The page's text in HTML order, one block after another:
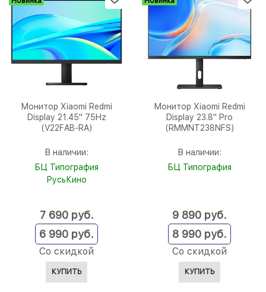
Монитор Xiaomi Redmi
Display 21.45" 75Hz
(V22FAB-RA)
В наличии:
БЦ Типография
РусьКино
6 990 руб.
Со скидкой
7 690 руб.
КУПИТЬ
Монитор Xiaomi Redmi
Display 23.8" Pro
(RMMNT238NFS)
В наличии:
БЦ Типография
8 990 руб.
Со скидкой
9 890 руб.
КУПИТЬ